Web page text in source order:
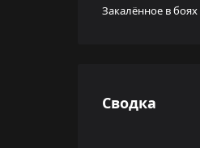
Закалённое в боях
Сводка